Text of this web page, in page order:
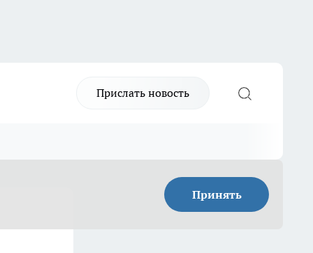
Прислать новость
Принять